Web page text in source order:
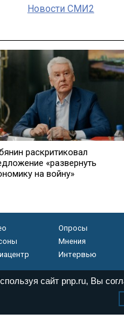
Новости СМИ2
раскритиковал
«развернуть
на войну»
Опросы
Мнения
Интервью
технологий и
сайт pnp.ru, Вы